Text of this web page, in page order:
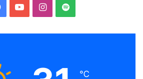
Facebook
YouTubeInstagram
Spotify
℃